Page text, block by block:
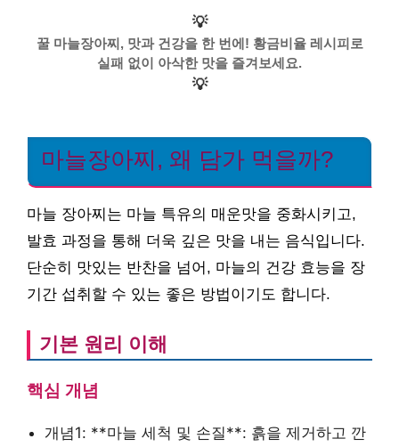
💡
꿀 마늘장아찌, 맛과 건강을 한 번에! 황금비율 레시피로
실패 없이 아삭한 맛을 즐겨보세요.
💡
마늘장아찌, 왜 담가 먹을까?
마늘 장아찌는 마늘 특유의 매운맛을 중화시키고,
발효 과정을 통해 더욱 깊은 맛을 내는 음식입니다.
단순히 맛있는 반찬을 넘어, 마늘의 건강 효능을 장
기간 섭취할 수 있는 좋은 방법이기도 합니다.
기본 원리 이해
핵심 개념
개념1: **마늘 세척 및 손질**: 흙을 제거하고 깐